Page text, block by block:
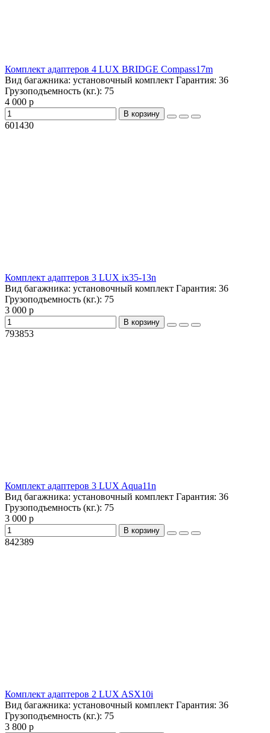
Комплект адаптеров 4 LUX BRIDGE Compass17m
Вид багажника: установочный комплект Гарантия: 36
Грузоподъемность (кг.): 75
4 000 р
В корзину
601430
Комплект адаптеров 3 LUX ix35-13n
Вид багажника: установочный комплект Гарантия: 36
Грузоподъемность (кг.): 75
3 000 р
В корзину
793853
Комплект адаптеров 3 LUX Aqua11n
Вид багажника: установочный комплект Гарантия: 36
Грузоподъемность (кг.): 75
3 000 р
В корзину
842389
Комплект адаптеров 2 LUX ASX10i
Вид багажника: установочный комплект Гарантия: 36
Грузоподъемность (кг.): 75
3 800 р